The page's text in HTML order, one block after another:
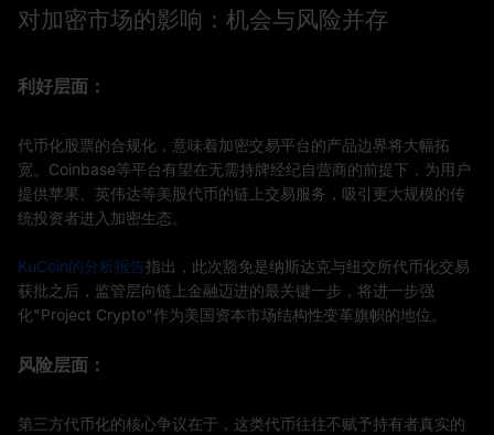
对加密市场的影响：机会与风险并存
利好层面：
代币化股票的合规化，意味着加密交易平台的产品边界将大幅拓
宽。Coinbase等平台有望在无需持牌经纪自营商的前提下，为用户
提供苹果、英伟达等美股代币的链上交易服务，吸引更大规模的传
统投资者进入加密生态。
KuCoin的分析报告指出，此次豁免是纳斯达克与纽交所代币化交易
获批之后，监管层向链上金融迈进的最关键一步，将进一步强
化"Project Crypto"作为美国资本市场结构性变革旗帜的地位。
风险层面：
第三方代币化的核心争议在于，这类代币往往不赋予持有者真实的